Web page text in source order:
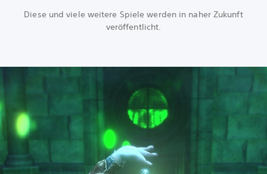
Diese und viele weitere Spiele werden in naher Zukunft
veröffentlicht.